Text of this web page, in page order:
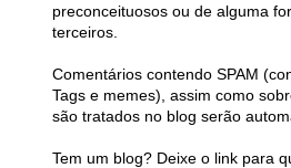
preconceituosos ou de alguma
terceiros.
Comentários contendo SPAM
Tags e memes), assim como
são tratados no blog serão
Tem um blog? Deixe o link para